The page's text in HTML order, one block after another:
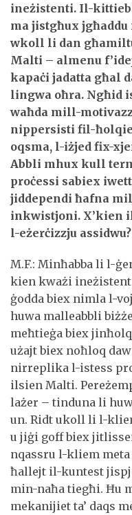
ineżistenti. Il-
ma jistgħux
wkoll li dan
Malti – almenu
kapaċi jadatta għal
lingwa oħra. Ngħid
waħda mill-
nippersisti fil-
oqsma, l-iżjed fix-
Abbli mhux kull
proċessi sabiex
jiddependi ħafna
inkwistjoni. X’kien
l-eżerċizzju assidwu?
M.F.: Minħabba li l-
kien kważi
ġodda biex nimla l-
huwa malleabbli
meħtieġa biex
użajt biex noħloq
nirreplika l-istess
ilsien Malti.
lażer – tinduna li
un. Ridt ukoll li l-
u jiġi goff biex
nqassru l-kliem
ħallejt il-kuntest
min-naħa tiegħi. Ħu
mekanijiet ta’ daqs